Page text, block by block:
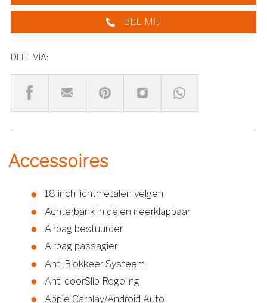
BEL MIJ
DEEL VIA:
Accessoires
18 inch lichtmetalen velgen
Achterbank in delen neerklapbaar
Airbag bestuurder
Airbag passagier
Anti Blokkeer Systeem
Anti doorSlip Regeling
Apple Carplay/Android Auto